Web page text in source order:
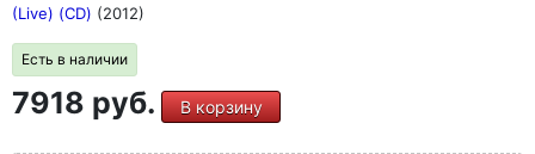
(Live) (CD) (2012)
Есть в наличии
7918 руб. В корзину